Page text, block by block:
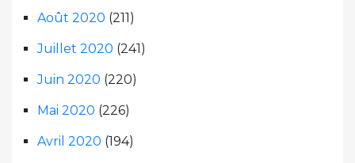
Août 2020 (211)
Juillet 2020 (241)
Juin 2020 (220)
Mai 2020 (226)
Avril 2020 (194)